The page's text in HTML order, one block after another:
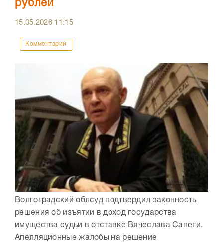
рублей
15.05.2026 11:15
Комментарии
Волгоградский облсуд подтвердил законность
решения об изъятии в доход государства
имущества судьи в отставке Вячеслава Сапеги.
Апелляционные жалобы на решение